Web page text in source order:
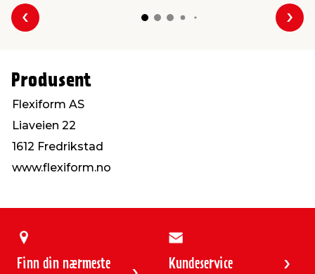
Forrige
Produsent
Flexiform AS
Liaveien 22
1612 Fredrikstad
www.flexiform.no
Finn din nærmeste
Kundeservice